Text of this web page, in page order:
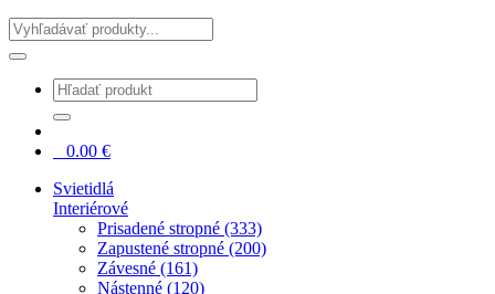
Hladať
0.00 €
Svietidlá
Interiérové
Prisadené stropné (333)
Zapustené stropné (200)
Závesné (161)
Nástenné (120)